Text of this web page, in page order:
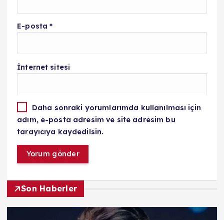
E-posta*
İnternet sitesi
Daha sonraki yorumlarımda kullanılması için
adım, e-posta adresim ve site adresim bu
tarayıcıya kaydedilsin.
Son Haberler